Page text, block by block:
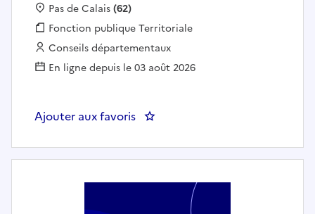
Localisation :
Pas de Calais(62)
Fonction publique :
Fonction publique Territoriale
Employeur :
Conseils départementaux
En ligne depuis le 03 août 2026
Ajouter aux favoris : Gestionnaire comptable DRH -